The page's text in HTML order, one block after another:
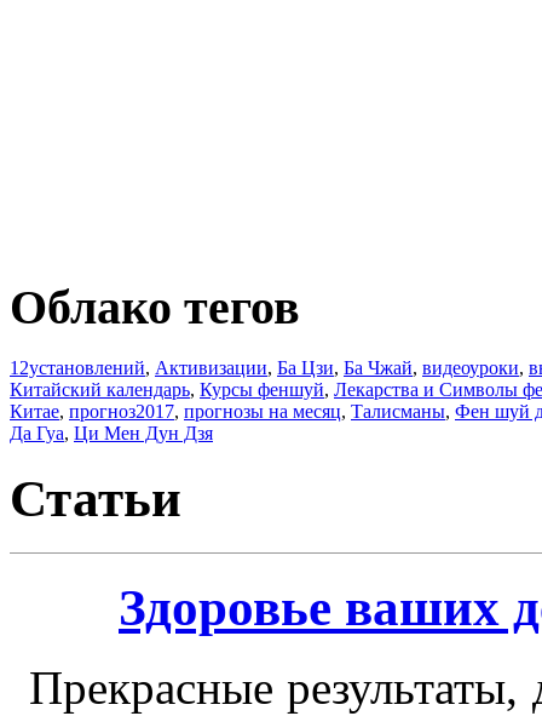
Облако тегов
12установлений, Активизации, Ба Цзи, Ба Чжай, видеоуроки,
Китайский календарь, Курсы феншуй, Лекарства и Символы
Китае, прогноз2017, прогнозы на месяц, Талисманы, Фен шуй
Да Гуа, Ци Мен Дун Дзя
Статьи
Здоровье ваших
Прекрасные